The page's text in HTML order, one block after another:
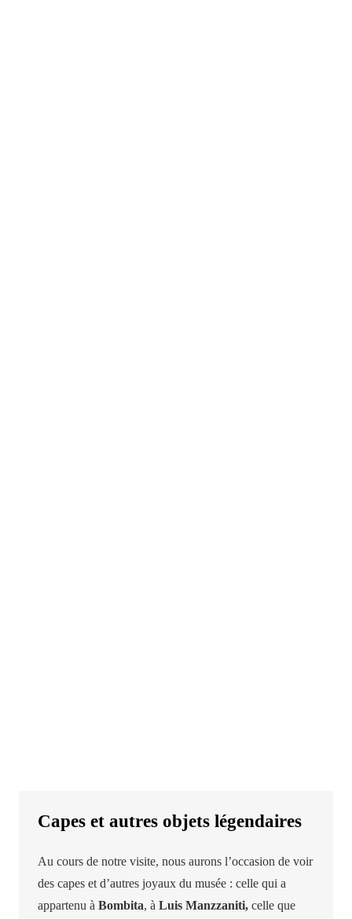
Capes et autres objets légendaires
Au cours de notre visite, nous aurons l’occasion de voir
des capes et d’autres joyaux du musée : celle qui a
appartenu à Bombita, à Luis Manzzaniti, celle que